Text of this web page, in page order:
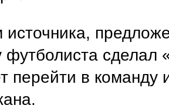
футболиста сделал
перейти в команду